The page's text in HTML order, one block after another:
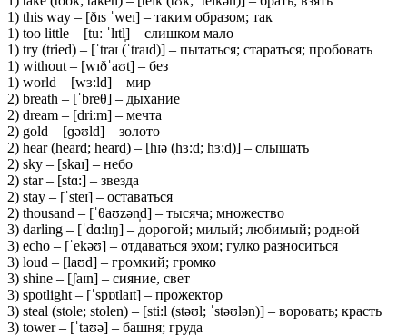
1) this way – [ðɪs ˈweɪ] – таким образом; так
1) too little – [tuː ˈlɪtl̩] – слишком мало
1) try (tried) – [ˈtraɪ (ˈtraɪd)] – пытаться; стараться; пробовать
1) without – [wɪðˈaʊt] – без
1) world – [wɜ:ld] – мир
2) breath – [ˈbreθ] – дыхание
2) dream – [dri:m] – мечта
2) gold – [ɡəʊld] – золото
2) hear (heard; heard) – [hɪə (hɜ:d; hɜ:d)] – слышать
2) sky – [skaɪ] – небо
2) star – [stɑ:] – звезда
2) stay – [ˈsteɪ] – оставаться
2) thousand – [ˈθaʊzən̩d] – тысяча; множество
3) darling – [ˈdɑ:lɪŋ] – дорогой; милый; любимый; родной
3) echo – [ˈekəʊ] – отдаваться эхом; гулко разноситься
3) loud – [laʊd] – громкий; громко
3) shine – [ʃaɪn] – сияние, свет
3) spotlight – [ˈspɒtlaɪt] – прожектор
3) steal (stole; stolen) – [sti:l (stəʊl; ˈstəʊlən)] – воровать; красть
3) tower – [ˈtaʊə] – башня; груда